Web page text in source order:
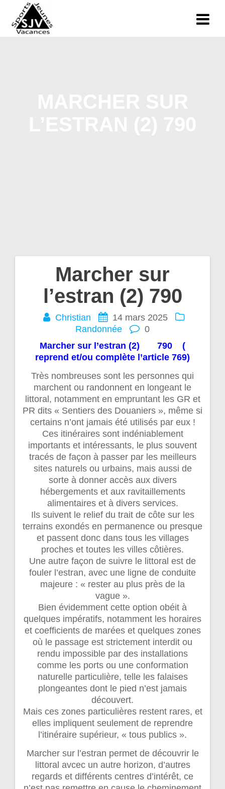
Marcher sur
l’estran (2) 790
Christian
14 mars 2025
Randonnée
0
Marcher sur l’estran (2) 790 (
reprend et/ou complète l’article 769)
Très nombreuses sont les personnes qui
marchent ou randonnent en longeant le
littoral, notamment en empruntant les GR et
PR dits « Sentiers des Douaniers », même si
certains n’ont jamais été utilisés par eux !
Ces itinéraires sont indéniablement
importants et intéressants, le plus souvent
tracés de façon à passer par les meilleurs
sites naturels ou urbains, mais aussi de
sorte à donner accès aux divers
hébergements et aux ravitaillements
alimentaires et à divers services.
Ils suivent le relief du trait de côte sur les
terrains exondés en permanence ou presque
et passent donc dans tous les villages
proches et toutes les villes côtières.
Une autre façon de suivre le littoral est de
fouler l’estran, avec une ligne de conduite
majeure : « rester au plus près de la
vague ».
Bien évidemment cette option obéit à
quelques impératifs, notamment les horaires
et coefficients de marées et quelques zones
où le passage est strictement interdit ou
rendu impossible par des installations
comme les ports ou une conformation
naturelle particulière, telle les falaises
plongeantes dont le pied n’est jamais
découvert.
Mais ces zones particulières restent rares, et
elles impliquent seulement de reprendre
l’itinéraire supérieur, « tous publics ».
Marcher sur l’estran permet de découvrir le
littoral avcec un autre horizon, d’autres
regards et différents centres d’intérêt, ce
Navigation
l’article